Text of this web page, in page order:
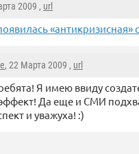
2009 , url
, 22 Марта 2009 , url
Я имею ввиду
Да еще и СМИ
и уважуха! :)